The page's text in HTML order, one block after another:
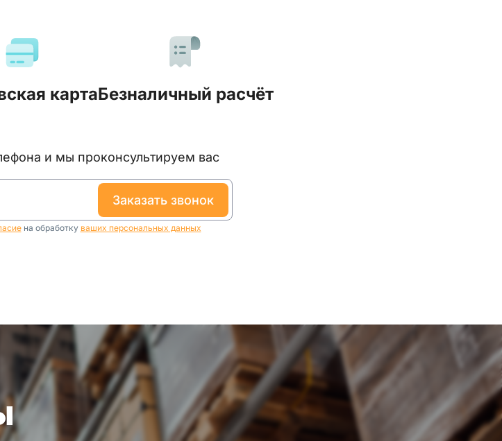
картаБезналичный расчёт
и мы проконсультируем вас
заказать звонок
на обработку ваших персональных данных